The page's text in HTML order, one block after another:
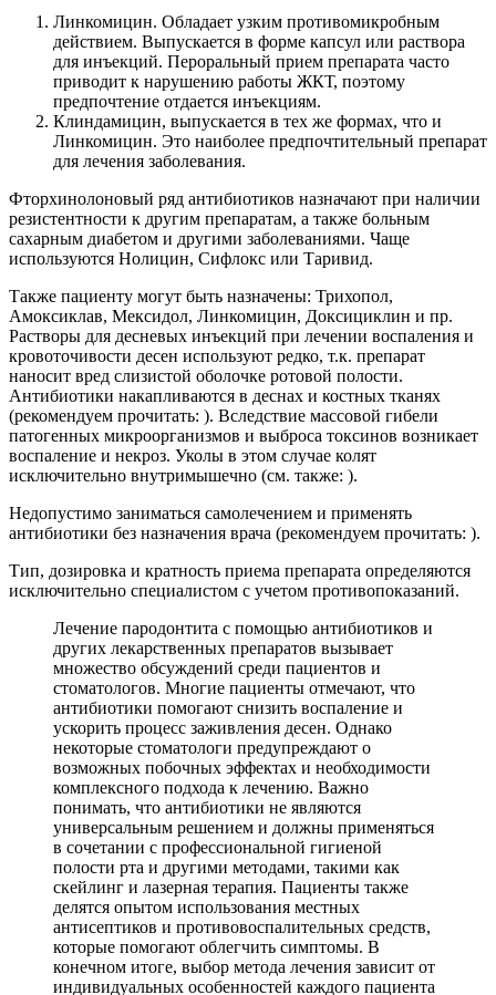
Линкомицин. Обладает узким противомикробным
действием. Выпускается в форме капсул или раствора
для инъекций. Пероральный прием препарата часто
приводит к нарушению работы ЖКТ, поэтому
предпочтение отдается инъекциям.
Клиндамицин, выпускается в тех же формах, что и
Линкомицин. Это наиболее предпочтительный препарат
для лечения заболевания.
Фторхинолоновый ряд антибиотиков назначают при наличии
резистентности к другим препаратам, а также больным
сахарным диабетом и другими заболеваниями. Чаще
используются Нолицин, Сифлокс или Таривид.
Также пациенту могут быть назначены: Трихопол,
Амоксиклав, Мексидол, Линкомицин, Доксициклин и пр.
Растворы для десневых инъекций при лечении воспаления и
кровоточивости десен используют редко, т.к. препарат
наносит вред слизистой оболочке ротовой полости.
Антибиотики накапливаются в деснах и костных тканях
(рекомендуем прочитать: ). Вследствие массовой гибели
патогенных микроорганизмов и выброса токсинов возникает
воспаление и некроз. Уколы в этом случае колят
исключительно внутримышечно (см. также: ).
Недопустимо заниматься самолечением и применять
антибиотики без назначения врача (рекомендуем прочитать: ).
Тип, дозировка и кратность приема препарата определяются
исключительно специалистом с учетом противопоказаний.
Лечение пародонтита с помощью антибиотиков и
других лекарственных препаратов вызывает
множество обсуждений среди пациентов и
стоматологов. Многие пациенты отмечают, что
антибиотики помогают снизить воспаление и
ускорить процесс заживления десен. Однако
некоторые стоматологи предупреждают о
возможных побочных эффектах и необходимости
комплексного подхода к лечению. Важно
понимать, что антибиотики не являются
универсальным решением и должны применяться
в сочетании с профессиональной гигиеной
полости рта и другими методами, такими как
скейлинг и лазерная терапия. Пациенты также
делятся опытом использования местных
антисептиков и противовоспалительных средств,
которые помогают облегчить симптомы. В
конечном итоге, выбор метода лечения зависит от
индивидуальных особенностей каждого пациента